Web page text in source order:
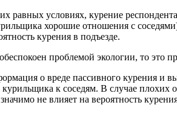
равных условиях, курение респондента
хорошие отношения с
курения в подъезде.
проблемой экологии, то это
о вреде пассивного курения и
к соседям. В случае плохих
не влияет на вероятность